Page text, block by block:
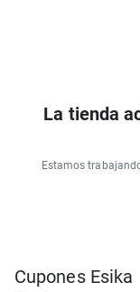
La tienda
Estamos
Cupones Esika